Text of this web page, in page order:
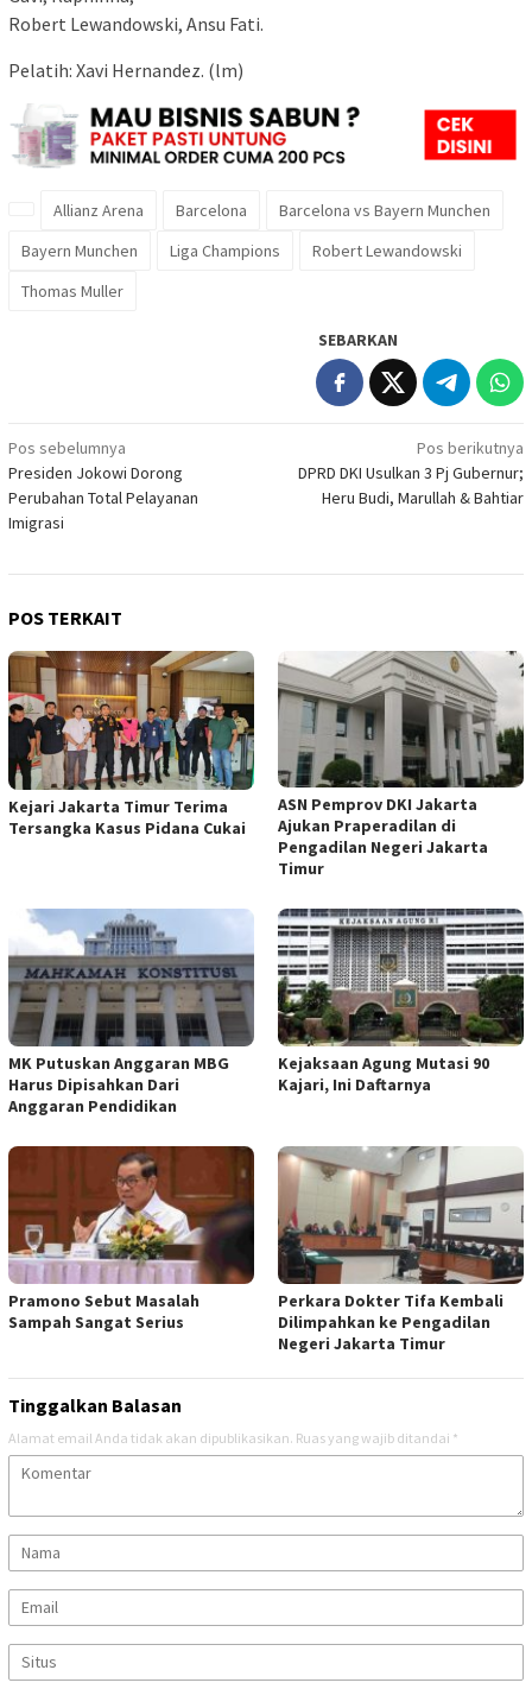
Robert Lewandowski, Ansu Fati.
Pelatih: Xavi Hernandez. (lm)
Allianz Arena Barcelona
Barcelona vs Bayern Munchen
Bayern Munchen
Liga Champions
Robert Lewandowski
Thomas Muller
SEBARKAN
Navigasi
pos
Pos sebelumnya
Presiden Jokowi Dorong
Perubahan Total Pelayanan
Imigrasi
Pos berikutnya
DPRD DKI Usulkan 3 Pj Gubernur;
Heru Budi, Marullah & Bahtiar
POS TERKAIT
Kejari Jakarta Timur Terima
Tersangka Kasus Pidana Cukai
ASN Pemprov DKI Jakarta
Ajukan Praperadilan di
Pengadilan Negeri Jakarta
Timur
MK Putuskan Anggaran MBG
Harus Dipisahkan Dari
Anggaran Pendidikan
Kejaksaan Agung Mutasi 90
Kajari, Ini Daftarnya
Pramono Sebut Masalah
Sampah Sangat Serius
Perkara Dokter Tifa Kembali
Dilimpahkan ke Pengadilan
Negeri Jakarta Timur
Tinggalkan Balasan
Alamat email Anda tidak akan dipublikasikan. Ruas yang wajib ditandai *